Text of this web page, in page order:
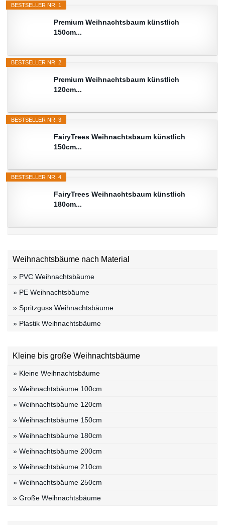
BESTSELLER NR. 1
Premium Weihnachtsbaum künstlich
150cm...
BESTSELLER NR. 2
Premium Weihnachtsbaum künstlich
120cm...
BESTSELLER NR. 3
FairyTrees Weihnachtsbaum künstlich
150cm...
BESTSELLER NR. 4
FairyTrees Weihnachtsbaum künstlich
180cm...
Weihnachtsbäume nach Material
» PVC Weihnachtsbäume
» PE Weihnachtsbäume
» Spritzguss Weihnachtsbäume
» Plastik Weihnachtsbäume
Kleine bis große Weihnachtsbäume
» Kleine Weihnachtsbäume
» Weihnachtsbäume 100cm
» Weihnachtsbäume 120cm
» Weihnachtsbäume 150cm
» Weihnachtsbäume 180cm
» Weihnachtsbäume 200cm
» Weihnachtsbäume 210cm
» Weihnachtsbäume 250cm
» Große Weihnachtsbäume